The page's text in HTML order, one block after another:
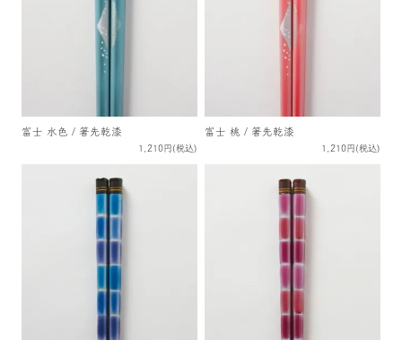
富士 水色 / 箸先乾漆
1,210円(税込)
富士 桃 / 箸先乾漆
1,210円(税込)